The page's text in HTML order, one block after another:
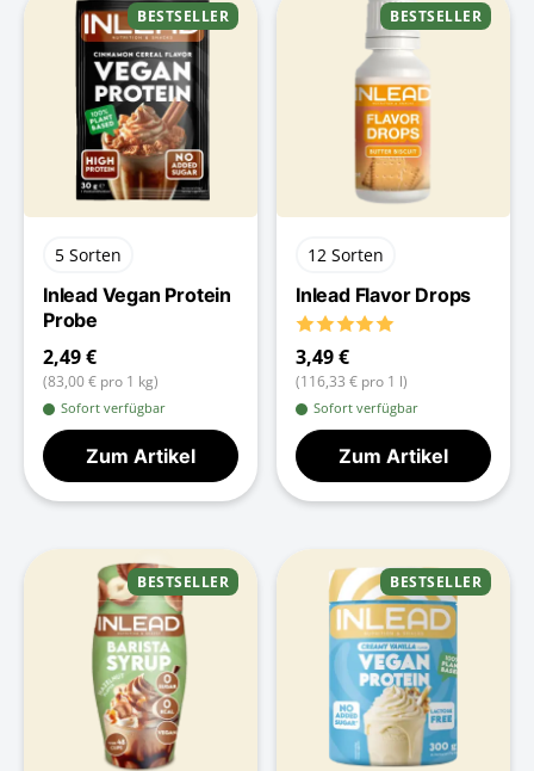
BESTSELLER
5 Sorten
Inlead Vegan Protein
Probe
2,49 €
(83,00 € pro 1 kg)
Sofort verfügbar
Zum Artikel
BESTSELLER
12 Sorten
Inlead Flavor Drops
3,49 €
(116,33 € pro 1 l)
Sofort verfügbar
Zum Artikel
BESTSELLER BESTSELLER